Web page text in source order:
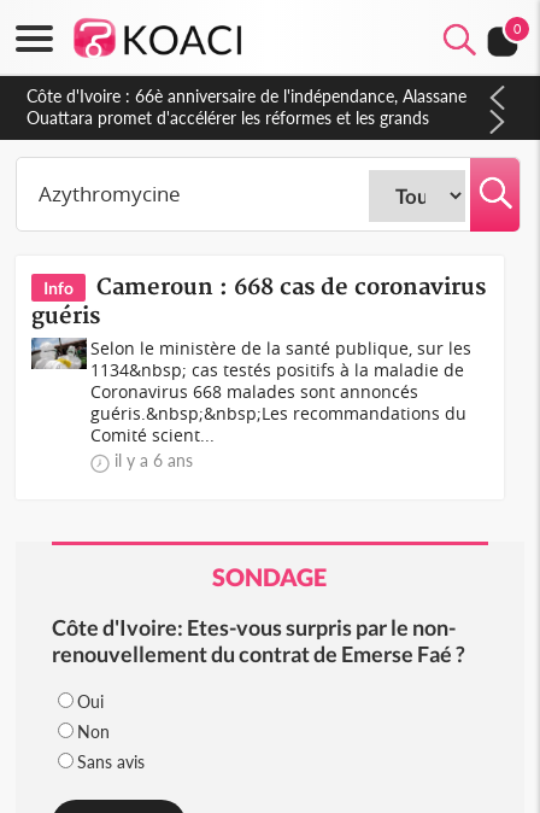
0
Côte d'Ivoire : 66è anniversaire de l'indépendance, Alassane
Ouattara promet d'accélérer les réformes et les grands
investissements pour une nation plus forte et plus prospère
Info
Cameroun : 668 cas de coronavirus
guéris
Selon le ministère de la santé publique, sur les
1134&nbsp; cas testés positifs à la maladie de
Coronavirus 668 malades sont annoncés
guéris.&nbsp;&nbsp;Les recommandations du
Comité scient...
il y a 6 ans
SONDAGE
Côte d'Ivoire: Etes-vous surpris par le non-
renouvellement du contrat de Emerse Faé ?
Oui
Non
Sans avis